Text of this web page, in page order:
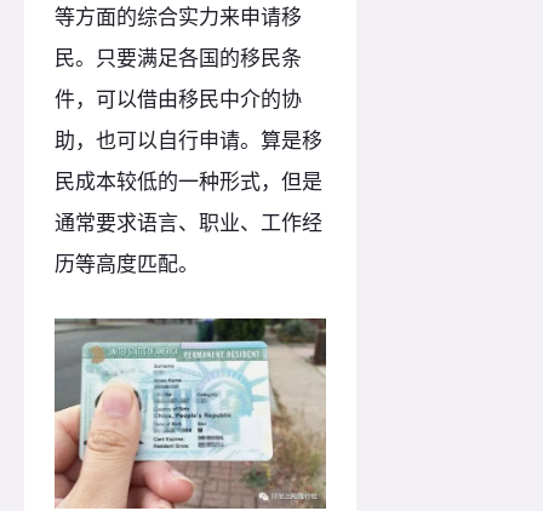
等方面的综合实力来申请移
民。只要满足各国的移民条
件，可以借由移民中介的协
助，也可以自行申请。算是移
民成本较低的一种形式，但是
通常要求语言、职业、工作经
历等高度匹配。